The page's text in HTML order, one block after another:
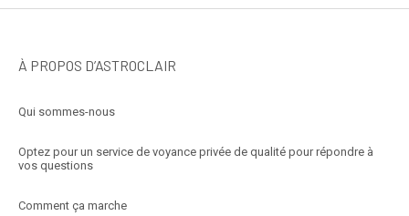
À PROPOS D’ASTROCLAIR
Qui sommes-nous
Optez pour un service de voyance privée de qualité pour répondre à
vos questions
Comment ça marche